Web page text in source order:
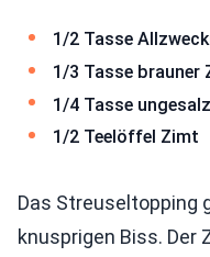
1/2 Tasse
1/3 Tasse brauner
1/4 Tasse
1/2 Teelöffel Zimt
Das Streuseltopping
knusprigen Biss. Der